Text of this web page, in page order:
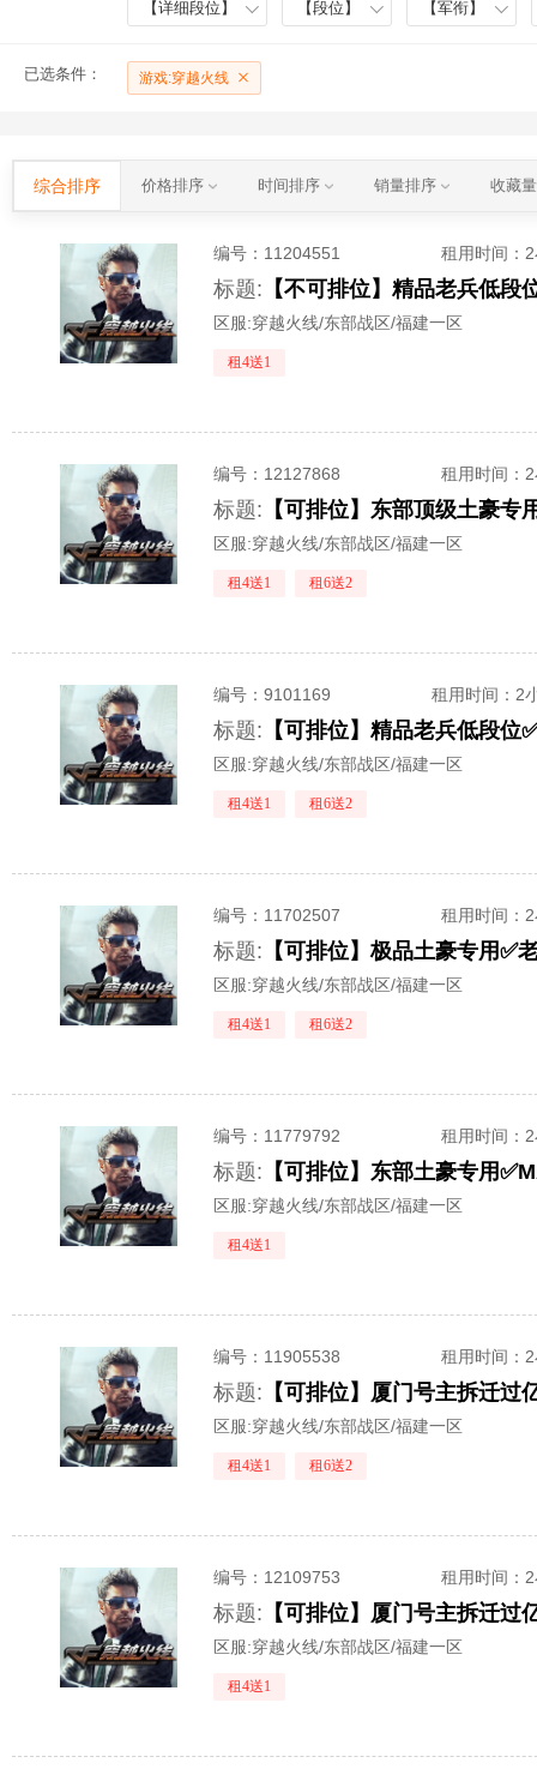
【详细段位】 【段位】 【军衔】
已选条件： 游戏:穿越火线
综合排序 价格排序 时间排序 销量排序 收藏
编号： 11204551 租用时间 ：
标题: 【不可排位】精品老兵低段
区服:穿越火线/东部战区/福建一区
租4送1
编号： 12127868 租用时间 ：
标题: 【可排位】东部顶级土豪
区服:穿越火线/东部战区/福建一区
租4送1 租6送2
编号：9101169 租用时间 ：2
标题: 【可排位】精品老兵低段位
区服:穿越火线/东部战区/福建一区
租4送1 租6送2
编号： 11702507 租用时间 ：
标题: 【可排位】极品土豪专用✅
区服:穿越火线/东部战区/福建一区
租4送1 租6送2
编号： 11779792 租用时间 ：
标题: 【可排位】东部土豪专用
区服:穿越火线/东部战区/福建一区
租4送1
编号： 11905538 租用时间 ：
标题:
区服:穿越火线/东部战区/福建一区
租4送1 租6送2
编号： 12109753 租用时间 ：
标题: 【可排位】厦门号主拆迁
区服:穿越火线/东部战区/福建一区
租4送1